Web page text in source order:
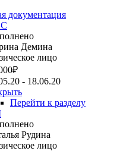
документация
Демина
лицо
₽
- 18.06.20
Перейти к разделу
Рудина
лицо